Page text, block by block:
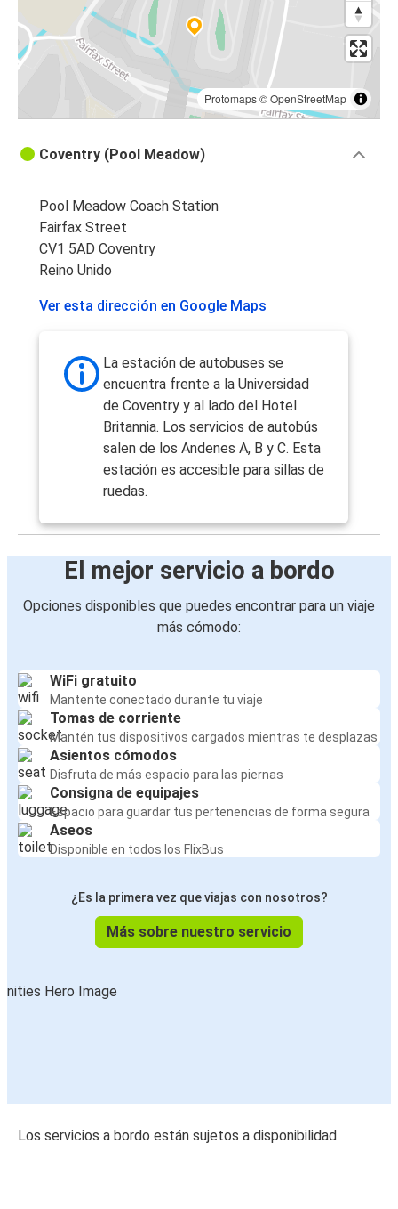
Protomaps©OpenStreetMap
Coventry (Pool Meadow)
Pool Meadow Coach Station
Fairfax Street
CV1 5AD Coventry
Reino Unido
Ver esta dirección en Google Maps
La estación de autobuses se
encuentra frente a la Universidad
de Coventry y al lado del Hotel
Britannia. Los servicios de autobús
salen de los Andenes A, B y C. Esta
estación es accesible para sillas de
ruedas.
El mejor servicio a bordo
Opciones disponibles que puedes encontrar para un viaje
más cómodo:
WiFi gratuito
Mantente conectado durante tu viaje
Tomas de corriente
Mantén tus dispositivos cargados mientras te desplazas
Asientos cómodos
Disfruta de más espacio para las piernas
Consigna de equipajes
Espacio para guardar tus pertenencias de forma segura
Aseos
Disponible en todos los FlixBus
¿Es la primera vez que viajas con nosotros?
Más sobre nuestro servicio
Los servicios a bordo están sujetos a disponibilidad